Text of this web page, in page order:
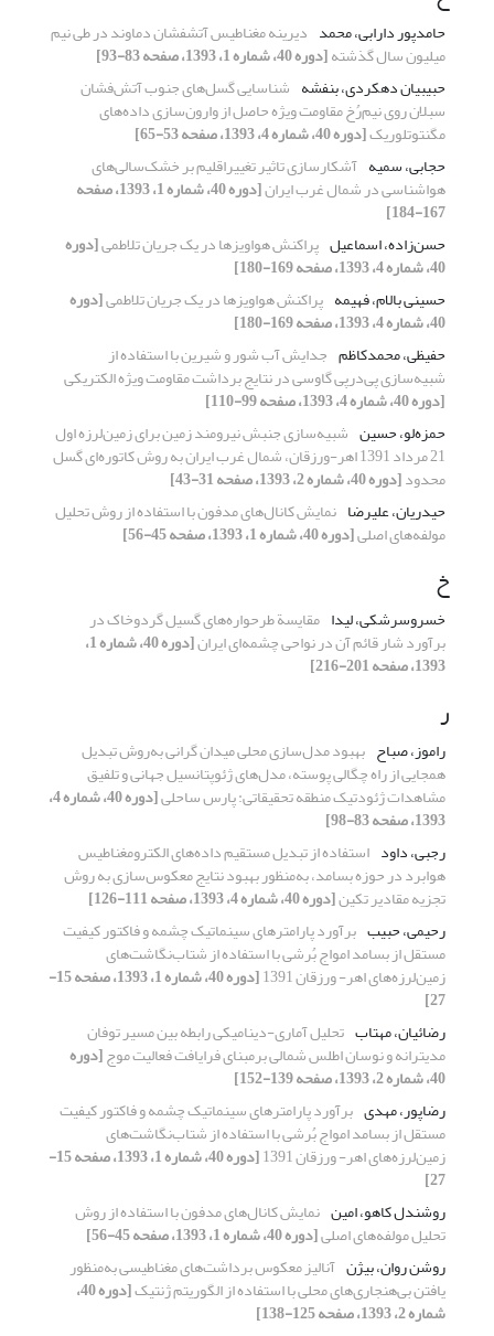
حامدپور دارابی، محمد دیرینه مغناطیس آتشفشان دماوند در طی نیم
میلیون سال گذشته[دوره 40، شماره 1، 1393، صفحه 83-93]
حبیبیان دهکردی، بنفشه شناسایی گسل‌های جنوب آتش‌فشان
سبلان روی نیم‌رُخ مقاومت ویژه حاصل از وارون‌سازی داده‌‌‌‌های
مگنتوتلوریک[دوره 40، شماره 4، 1393، صفحه 53-65]
حجابی، سمیه آشکارسازی تاثیر تغییراقلیم بر خشک‌سالی‌‌‌های
هواشناسی در شمال غرب ایران [دوره 40، شماره 1، 1393، صفحه
167-184]
حسن‌زاده، اسماعیل پراکنش هواویزها در یک جریان تلاطمی[دوره
40، شماره 4، 1393، صفحه 169-180]
حسینی بالام، فهیمه پراکنش هواویزها در یک جریان تلاطمی[دوره
40، شماره 4، 1393، صفحه 169-180]
حفیظی، محمدکاظم جدایش آب شور و شیرین با استفاده از
شبیه‌سازی پی‌درپی گاوسی در نتایج برداشت مقاومت ویژه الکتریکی
[دوره 40، شماره 4، 1393، صفحه 99-110]
حمزه‌لو، حسین شبیه‌سازی جنبش نیرومند زمین برای زمین‌لرزه اول
21 مرداد 1391 اهر-ورزقان، شمال غرب ایران به روش کاتوره‌ای گسل
محدود[دوره 40، شماره 2، 1393، صفحه 31-43]
حیدریان، علیرضا نمایش کانال‌های مدفون با استفاده از روش تحلیل
مولفه‌های اصلی[دوره 40، شماره 1، 1393، صفحه 45-56]
خ
خسروسرشکی، لیدا مقایسة طرحواره‌های گسیل گردوخاک در
برآورد شار قائم آن در نواحی چشمه‌ای ایران [دوره 40، شماره 1،
1393، صفحه 201-216]
ر
راموز، صباح بهبود مدل‌سازی محلی میدان گرانی به‌روش تبدیل
همجایی از راه چگالی پوسته، مدل‌های ژئوپتانسیل جهانی و تلفیق
مشاهدات ژئودتیک منطقه تحقیقاتی: پارس ساحلی [دوره 40، شماره 4،
1393، صفحه 83-98]
رجبی، داود استفاده از تبدیل مستقیم داده‌‌های الکترومغناطیس
هوابرد در حوزه بسامد، به‌منظور بهبود نتایج معکوس‌سازی به روش
تجزیه مقادیر تکین[دوره 40، شماره 4، 1393، صفحه 111-126]
رحیمی، حبیب برآورد پارامترهای سینماتیک چشمه و فاکتور کیفیت
مستقل از بسامد امواج بُرشی با استفاده از شتاب‌نگاشت‌‌‌‌های
زمین‌لرزه‌های اهر- ورزقان 1391 [دوره 40، شماره 1، 1393، صفحه 15-
27]
رضائیان، مهتاب تحلیل آماری-دینامیکی رابطه بین مسیر توفان
مدیترانه و نوسان اطلس شمالی برمبنای فرایافت فعالیت موج[دوره
40، شماره 2، 1393، صفحه 139-152]
رضاپور، مهدی برآورد پارامترهای سینماتیک چشمه و فاکتور کیفیت
مستقل از بسامد امواج بُرشی با استفاده از شتاب‌نگاشت‌‌‌‌های
زمین‌لرزه‌های اهر- ورزقان 1391 [دوره 40، شماره 1، 1393، صفحه 15-
27]
روشندل کاهو، امین نمایش کانال‌های مدفون با استفاده از روش
تحلیل مولفه‌های اصلی[دوره 40، شماره 1، 1393، صفحه 45-56]
روشن روان، بیژن آنالیز معکوس برداشت‌های مغناطیسی به‌منظور
یافتن بی‌هنجاری‌ها‌‌ی محلی با استفاده از الگوریتم ژنتیک [دوره 40،
شماره 2، 1393، صفحه 125-138]